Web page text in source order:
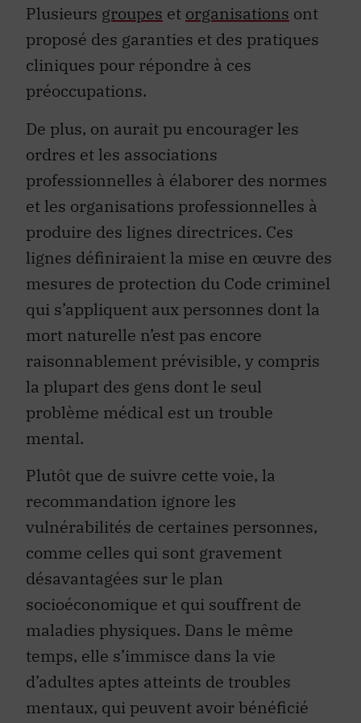
Plusieurs groupes et organisations ont
proposé des garanties et des pratiques
cliniques pour répondre à ces
préoccupations.
De plus, on aurait pu encourager les
ordres et les associations
professionnelles à élaborer des normes
et les organisations professionnelles à
produire des lignes directrices. Ces
lignes définiraient la mise en œuvre des
mesures de protection du Code criminel
qui s’appliquent aux personnes dont la
mort naturelle n’est pas encore
raisonnablement prévisible, y compris
la plupart des gens dont le seul
problème médical est un trouble
mental.
Plutôt que de suivre cette voie, la
recommandation ignore les
vulnérabilités de certaines personnes,
comme celles qui sont gravement
désavantagées sur le plan
socioéconomique et qui souffrent de
maladies physiques. Dans le même
temps, elle s’immisce dans la vie
d’adultes aptes atteints de troubles
mentaux, qui peuvent avoir bénéficié